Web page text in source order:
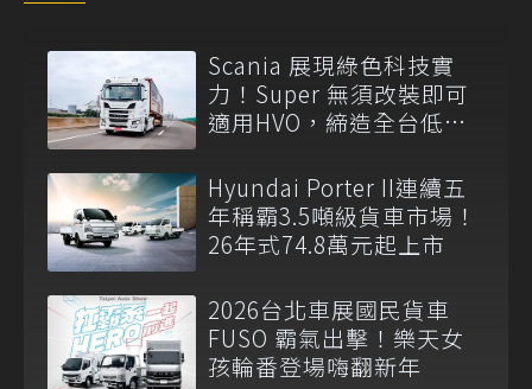
Scania 展現綠色科技實
力！Super 無須改裝即可
適用HVO，締造全台低碳
Hyundai Porter II連續五
年稱霸3.5噸級貨車市場！
26年式74.8萬元起上市
2026台北車展國民貨車
FUSO 霸氣出擊！樂天女
孩輪番登場嗨翻新年